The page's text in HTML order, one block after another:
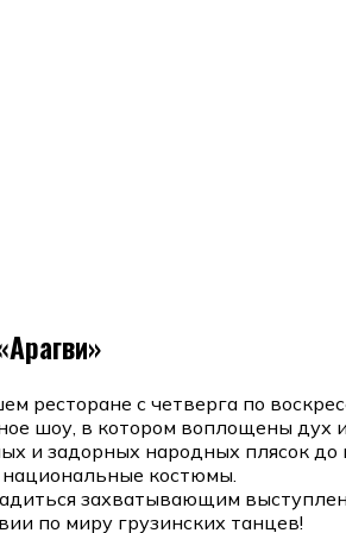
ресторане с четверга по
шоу, в котором воплощены дух
и задорных народных плясок
костюмы.
захватывающим
по миру грузинских танцев!